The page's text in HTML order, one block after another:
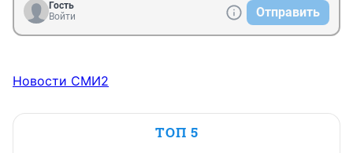
Гость
Войти
Отправить
Новости СМИ2
ТОП 5